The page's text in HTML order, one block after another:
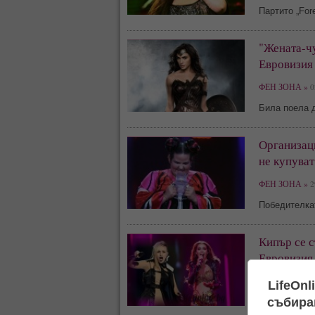
Партито
"Жената-
ФЕН ЗОНА »
Била поела
не
ФЕН ЗОНА »
Кипър се
КЛЮКАРНИК
Тази вечер